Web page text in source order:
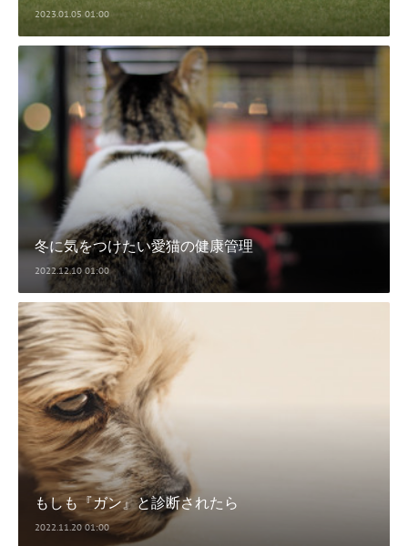
2023.01.05 01:00
冬に気をつけたい愛猫の健康管理
2022.12.10 01:00
もしも『ガン』と診断されたら
2022.11.20 01:00